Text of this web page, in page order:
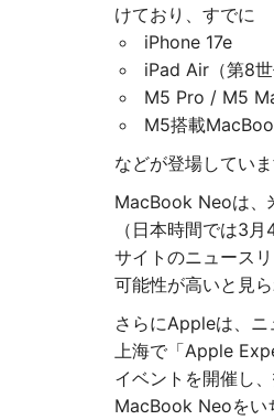
けており、すでに
iPhone 17e
iPad Air（第8世
M5 Pro / M5
M5搭載
などが登場していま
MacBook Neoは、
（日本時間では3
サイトのニュース
可能性が高いと見ら
さらにAppleは、ニ
上海で「Apple
イベントを開催し
MacBook Neoをい